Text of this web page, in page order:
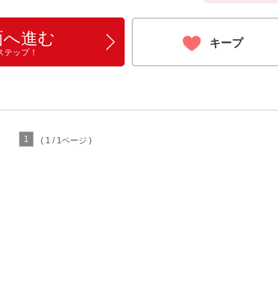
進む
テップ！
キープ
1 ( 1 / 1ページ )